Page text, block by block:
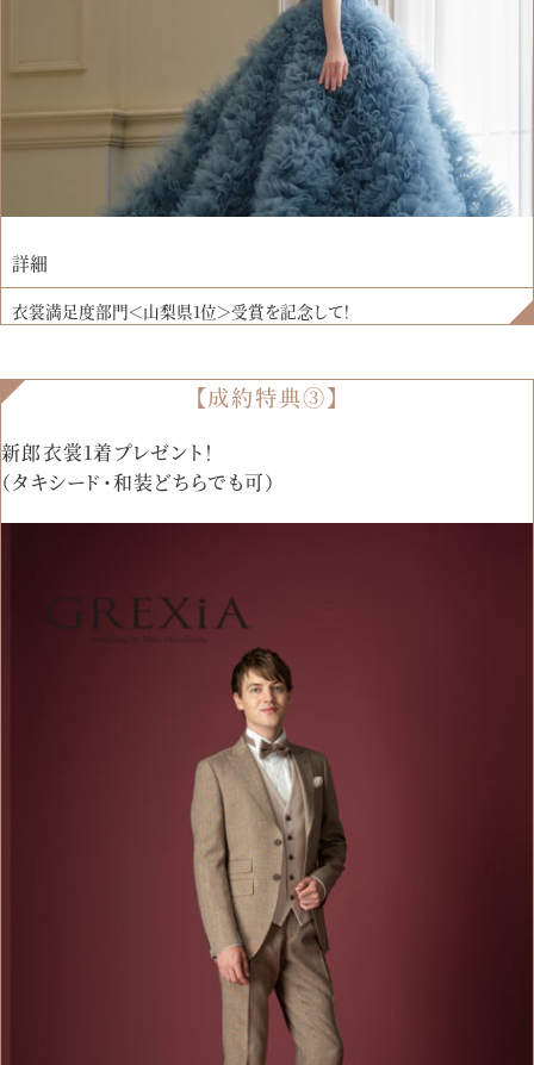
詳細
衣裳満足度部門＜山梨県1位＞受賞を記念して！
【成約特典③】
新郎衣裳1着プレゼント！
（タキシード・和装どちらでも可）